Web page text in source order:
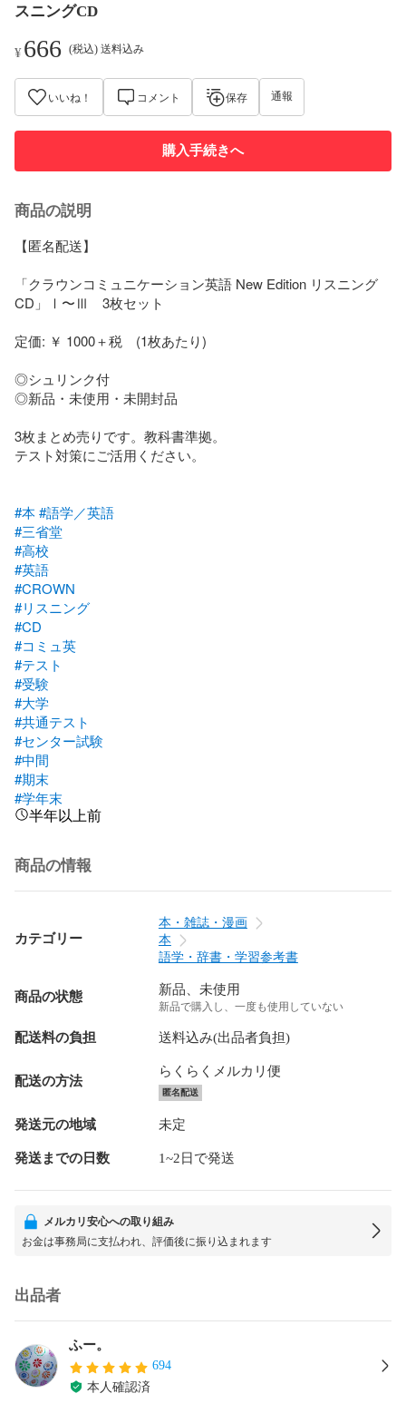
スニングCD
¥666 (税込) 送料込み
いいね！ コメント 保存 通報
購入手続きへ
商品の説明
【匿名配送】
「クラウンコミュニケーション英語 New Edition リスニング
CD」Ⅰ〜Ⅲ　3枚セット
定価: ￥ 1000＋税　(1枚あたり)
◎シュリンク付
◎新品・未使用・未開封品
3枚まとめ売りです。教科書準拠。
テスト対策にご活用ください。
#本#語学／英語
#三省堂
#高校
#英語
#CROWN
#リスニング
#CD
#コミュ英
#テスト
#受験
#大学
#共通テスト
#センター試験
#中間
#期末
#学年末
半年以上前
商品の情報
カテゴリー
本・雑誌・漫画
本
語学・辞書・学習参考書
商品の状態 新品、未使用
新品で購入し、一度も使用していない
配送料の負担 送料込み(出品者負担)
配送の方法
らくらくメルカリ便
匿名配送
発送元の地域 未定
発送までの日数 1~2日で発送
メルカリ安心への取り組み
お金は事務局に支払われ、評価後に振り込まれます
出品者
ふー。
694
本人確認済